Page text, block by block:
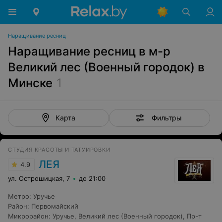
Наращивание ресниц
Наращивание ресниц в м-р
Великий лес (Военный городок) в
Минске 1
Карта Фильтры
СТУДИЯ КРАСОТЫ И ТАТУИРОВКИ
4.9 ЛЕЯ
ул. Острошицкая, 7 до 21:00
Метро: Уручье
Район: Первомайский
Микрорайон: Уручье Великий лес (Военный городок)
Пр-т